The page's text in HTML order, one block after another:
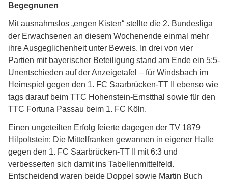
Begegnunen
Mit ausnahmslos „engen Kisten“ stellte die 2. Bundesliga
der Erwachsenen an diesem Wochenende einmal mehr
ihre Ausgeglichenheit unter Beweis. In drei von vier
Partien mit bayerischer Beteiligung stand am Ende ein 5:5-
Unentschieden auf der Anzeigetafel – für Windsbach im
Heimspiel gegen den 1. FC Saarbrücken-TT II ebenso wie
tags darauf beim TTC Hohenstein-Ernstthal sowie für den
TTC Fortuna Passau beim 1. FC Köln.
Einen ungeteilten Erfolg feierte dagegen der TV 1879
Hilpoltstein: Die Mittelfranken gewannen in eigener Halle
gegen den 1. FC Saarbrücken-TT II mit 6:3 und
verbesserten sich damit ins Tabellenmittelfeld.
Entscheidend waren beide Doppel sowie Martin Buch